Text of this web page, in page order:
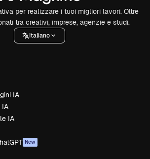
per realizzare i tuoi migliori lavori. Oltre
tra creativi, imprese, agenzie e studi.
Italiano
IA
IA
IA
New